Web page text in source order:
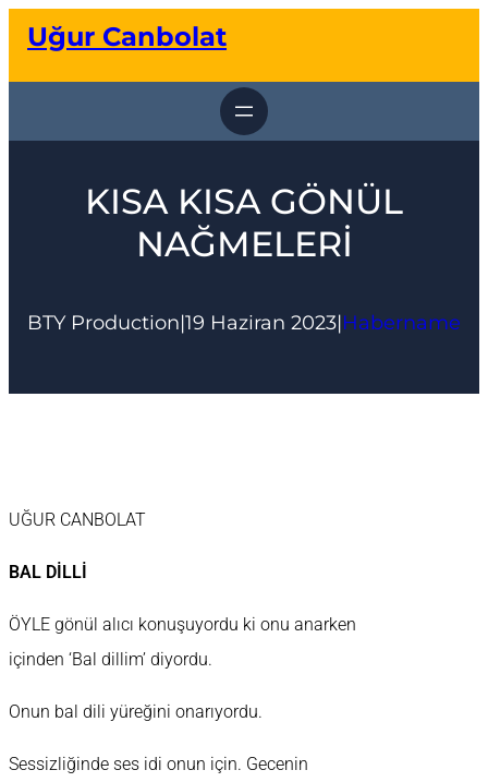
geçUğur Canbolat
KISA KISA GÖNÜL
NAĞMELERİ
BTY Production|19 Haziran 2023|Habername
UĞUR CANBOLAT
BAL DİLLİ
ÖYLE gönül alıcı konuşuyordu ki onu anarken
içinden ‘Bal dillim’ diyordu.
Onun bal dili yüreğini onarıyordu.
Sessizliğinde ses idi onun için. Gecenin